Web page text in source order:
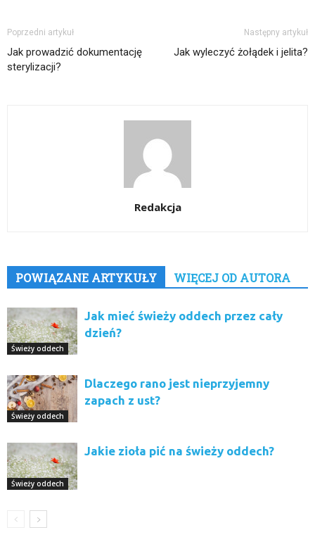
Poprzedni artykuł
Jak prowadzić dokumentację
sterylizacji?
Następny artykuł
Jak wyleczyć żołądek i jelita?
Redakcja
POWIĄZANE ARTYKUŁY WIĘCEJ OD AUTORA
Świeży oddech
Jak mieć świeży oddech przez cały
dzień?
Świeży oddech
Dlaczego rano jest nieprzyjemny
zapach z ust?
Świeży oddech
Jakie zioła pić na świeży oddech?